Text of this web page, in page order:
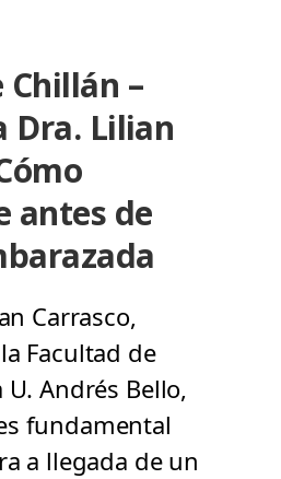
Chillán –
Dra. Lilian
antes de
Carrasco,
Facultad de
Andrés Bello,
fundamental
a llegada de un